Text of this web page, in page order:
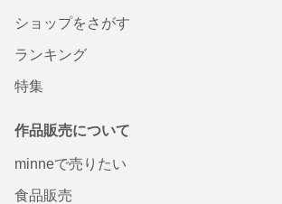
ショップをさがす
ランキング
特集
作品販売について
minneで売りたい
食品販売